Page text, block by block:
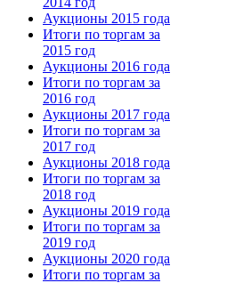
Аукционы 2015 года
Итоги по торгам за
2015 год
Аукционы 2016 года
Итоги по торгам за
2016 год
Аукционы 2017 года
Итоги по торгам за
2017 год
Аукционы 2018 года
Итоги по торгам за
2018 год
Аукционы 2019 года
Итоги по торгам за
2019 год
Аукционы 2020 года
Итоги по торгам за